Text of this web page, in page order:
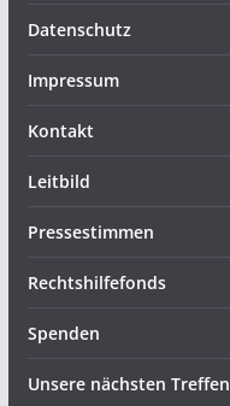
Datenschutz
Impressum
Kontakt
Leitbild
Pressestimmen
Rechtshilfefonds
Spenden
Unsere nächsten Treffen